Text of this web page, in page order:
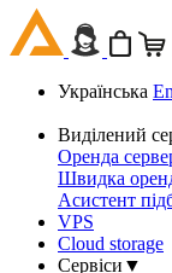
Українська
Виділений
Оренда
Швидка
Асистент
VPS
Cloud storage
Сервіси ▼